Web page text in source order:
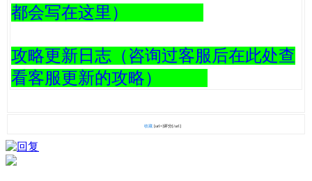
都会写在这里）
攻略更新日志（咨询过客服后在此处查
看客服更新的攻略）
收藏 [url=]评分[/url]